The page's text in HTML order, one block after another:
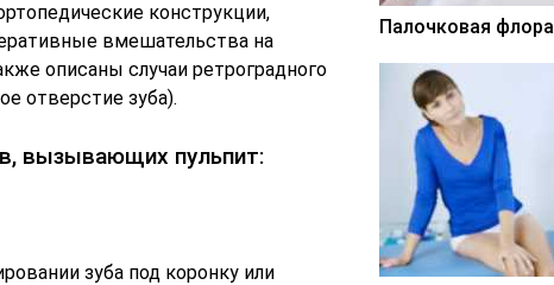
конструкции,
вмешательства на
описаны случаи ретроградного
отверстие зуба).
вызывающих пульпит:
зуба под коронку или
Палочковая